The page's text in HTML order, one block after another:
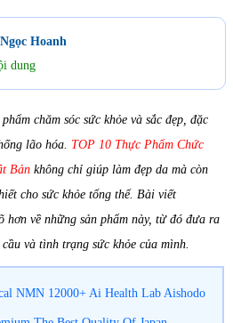
Hoanh
dung
chăm sóc sức khỏe và sắc đẹp, đặc
lão hóa. TOP 10 Thực Phẩm Chức
Bản không chỉ giúp làm đẹp da mà còn
cho sức khỏe tổng thể. Bài viết
hơn về những sản phẩm này, từ đó đưa ra
và tình trạng sức khỏe của mình.
NMN 12000+ Ai Health Lab Aishodo